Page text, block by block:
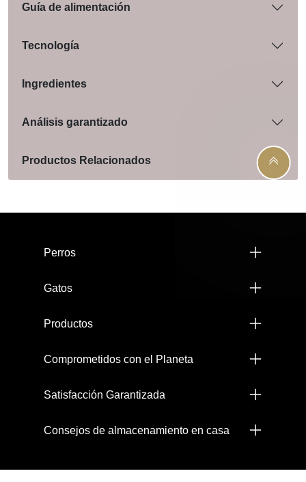
Guía de alimentación
Tecnología
Ingredientes
Análisis garantizado
Productos Relacionados
Perros
Gatos
Productos
Comprometidos con el Planeta
Satisfacción Garantizada
Consejos de almacenamiento en casa